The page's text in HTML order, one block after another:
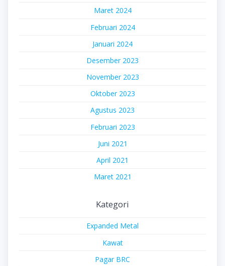
Maret 2024
Februari 2024
Januari 2024
Desember 2023
November 2023
Oktober 2023
Agustus 2023
Februari 2023
Juni 2021
April 2021
Maret 2021
Kategori
Expanded Metal
Kawat
Pagar BRC